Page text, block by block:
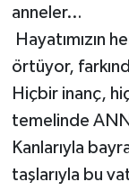
anneler…
Hayatımızın
örtüyor,
Hiçbir inanç,
temelinde
Kanlarıyla
taşlarıyla bu